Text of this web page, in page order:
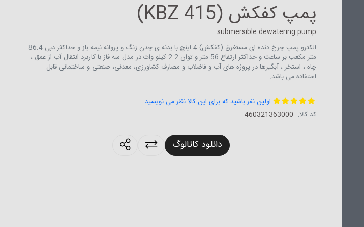
پمپ کفکش (KBZ 415)
submersible dewatering pump
الکترو پمپ چرخ دنده ای مستغرق (کفکش) 4 اینچ با بدنه ی چدن زنگ و پروانه نیمه باز و حداکثر دبی 86.4
متر مکعب بر ساعت و حداکثر ارتفاع 56 متر و توان 2.2 کیلو وات در مدل سه فاز با کاربرد انتقال آب از عمق ،
چاه ، استخر ، آبگیرها در پروژه های آب و فاضلاب و مصارف کشاورزی، معدنی، صنعتی و ساختمانی قابل
استفاده می باشد.
اولین نفر باشید که برای این کالا نظر می نویسید
کد کالا: 460321363000
دانلود کاتالوگ products.sharing